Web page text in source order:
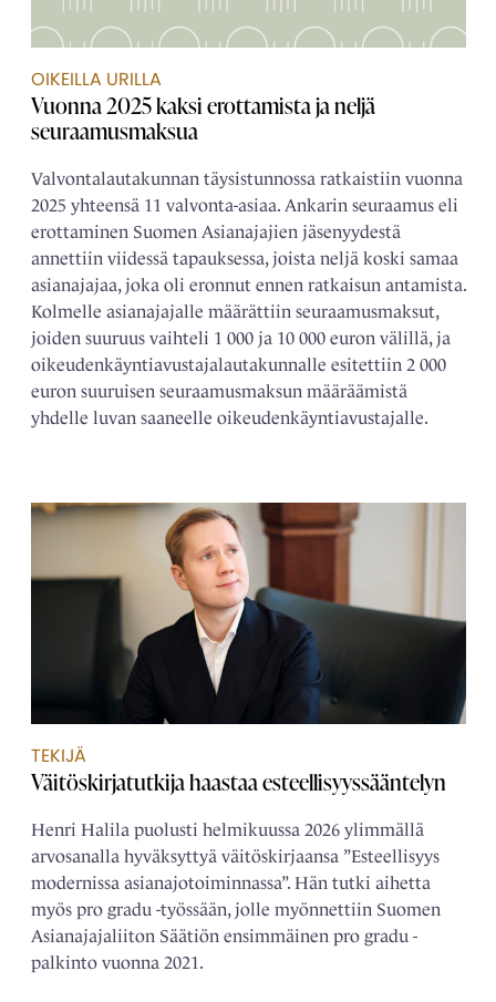
OIKEILLA URILLA
Vuonna 2025 kaksi erottamista ja neljä
seuraamusmaksua
Valvontalautakunnan täysistunnossa ratkaistiin vuonna
2025 yhteensä 11 valvonta-asiaa. Ankarin seuraamus eli
erottaminen Suomen Asianajajien jäsenyydestä
annettiin viidessä tapauksessa, joista neljä koski samaa
asianajajaa, joka oli eronnut ennen ratkaisun antamista.
Kolmelle asianajajalle määrättiin seuraamusmaksut,
joiden suuruus vaihteli 1 000 ja 10 000 euron välillä, ja
oikeudenkäyntiavustajalautakunnalle esitettiin 2 000
euron suuruisen seuraamusmaksun määräämistä
yhdelle luvan saaneelle oikeudenkäyntiavustajalle.
TEKIJÄ
Väitöskirjatutkija haastaa esteellisyyssääntelyn
Henri Halila puolusti helmikuussa 2026 ylimmällä
arvosanalla hyväksyttyä väitöskirjaansa ”Esteellisyys
modernissa asianajotoiminnassa”. Hän tutki aihetta
myös pro gradu -työssään, jolle myönnettiin Suomen
Asianajajaliiton Säätiön ensimmäinen pro gradu -
palkinto vuonna 2021.